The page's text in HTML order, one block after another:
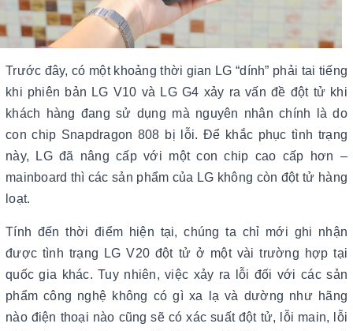
Trước đây, có một khoảng thời gian LG “dính” phải tai tiếng
khi phiên bản LG V10 và LG G4 xảy ra vấn đề đột tử khi
khách hàng đang sử dụng mà nguyên nhân chính là do
con chip Snapdragon 808 bị lỗi. Để khắc phục tình trạng
này, LG đã nâng cấp với một con chip cao cấp hơn –
mainboard thì các sản phẩm của LG không còn đột tử hàng
loạt.
Tính đến thời điểm hiện tại, chúng ta chỉ mới ghi nhận
được tình trạng LG V20 đột tử ở một vài trường hợp tại
quốc gia khác. Tuy nhiên, việc xảy ra lỗi đối với các sản
phẩm công nghệ không có gì xa lạ và dường như hãng
nào điện thoại nào cũng sẽ có xác suất đột tử, lỗi main, lỗi